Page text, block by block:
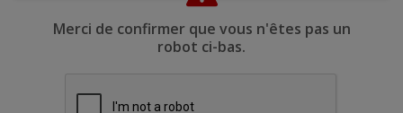
Merci de confirmer que vous n'êtes pas un
robot ci-bas.